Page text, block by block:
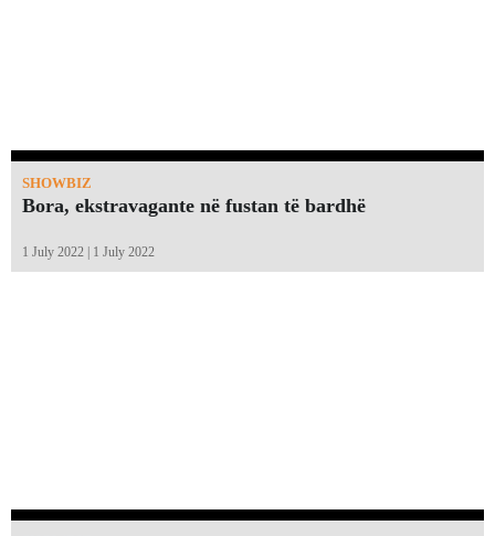
SHOWBIZ
Bora, ekstravagante në fustan të bardhë
1 July 2022 | 1 July 2022